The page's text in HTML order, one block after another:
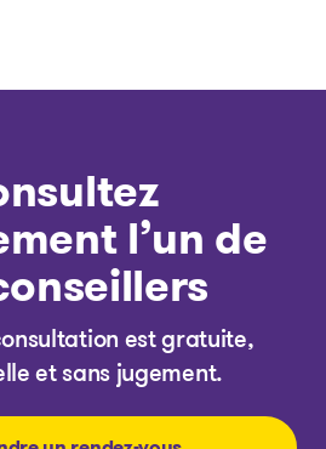
l’un de
est gratuite,
et sans jugement.